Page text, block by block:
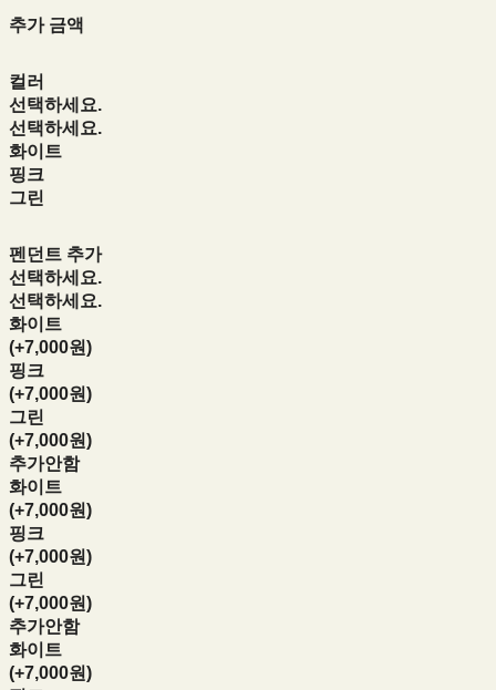
추가 금액
컬러
선택하세요.
선택하세요.
화이트
핑크
그린
펜던트 추가
선택하세요.
선택하세요.
화이트
(+7,000원)
핑크
(+7,000원)
그린
(+7,000원)
추가안함
화이트
(+7,000원)
핑크
(+7,000원)
그린
(+7,000원)
추가안함
화이트
(+7,000원)